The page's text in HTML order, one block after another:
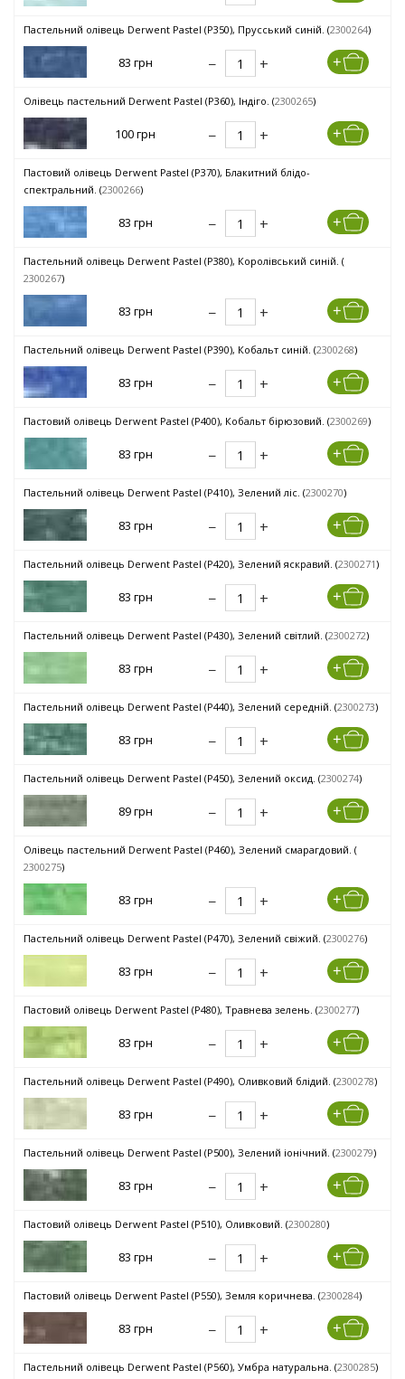
Пастельний олівець Derwent Pastel (P350), Прусський синій. (2300264)
83 грн
Олівець пастельний Derwent Pastel (P360), Індіго. (2300265)
100 грн
Пастовий олівець Derwent Pastel (P370), Блакитний блідо-
спектральний. (2300266)
83 грн
Пастельний олівець Derwent Pastel (P380), Королівський синій. (
2300267)
83 грн
Пастельний олівець Derwent Pastel (P390), Кобальт синій. (2300268)
83 грн
Пастовий олівець Derwent Pastel (P400), Кобальт бірюзовий. (2300269)
83 грн
Пастельний олівець Derwent Pastel (P410), Зелений ліс. (2300270)
83 грн
Пастельний олівець Derwent Pastel (P420), Зелений яскравий. (2300271)
83 грн
Пастельний олівець Derwent Pastel (P430), Зелений світлий. (2300272)
83 грн
Пастельний олівець Derwent Pastel (P440), Зелений середній. (2300273)
83 грн
Пастельний олівець Derwent Pastel (P450), Зелений оксид. (2300274)
89 грн
Олівець пастельний Derwent Pastel (P460), Зелений смарагдовий. (
2300275)
83 грн
Пастельний олівець Derwent Pastel (P470), Зелений свіжий. (2300276)
83 грн
Пастовий олівець Derwent Pastel (P480), Травнева зелень. (2300277)
83 грн
Пастельний олівець Derwent Pastel (P490), Оливковий блідий. (2300278)
83 грн
Пастельний олівець Derwent Pastel (P500), Зелений іонічний. (2300279)
83 грн
Пастовий олівець Derwent Pastel (P510), Оливковий. (2300280)
83 грн
Пастовий олівець Derwent Pastel (P550), Земля коричнева. (2300284)
83 грн
Пастельний олівець Derwent Pastel (P560), Умбра натуральна. (2300285)